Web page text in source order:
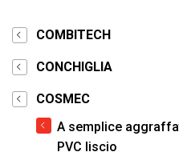
COMBITECH
CONCHIGLIA
COSMEC
A semplice
PVC liscio